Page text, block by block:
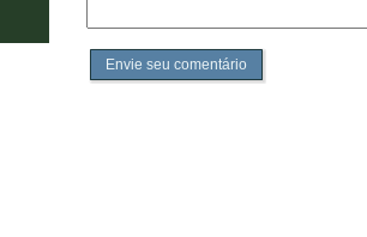
Envie seu comentário